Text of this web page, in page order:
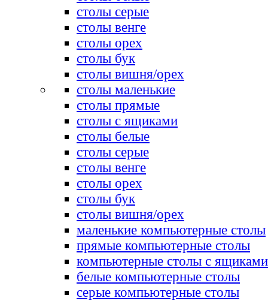
столы серые
столы венге
столы орех
столы бук
столы вишня/орех
столы маленькие
столы прямые
столы с ящиками
столы белые
столы серые
столы венге
столы орех
столы бук
столы вишня/орех
маленькие компьютерные столы
прямые компьютерные столы
компьютерные столы с ящиками
белые компьютерные столы
серые компьютерные столы